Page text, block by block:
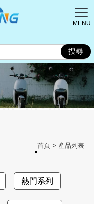
首頁 > 產品列表
熱門系列